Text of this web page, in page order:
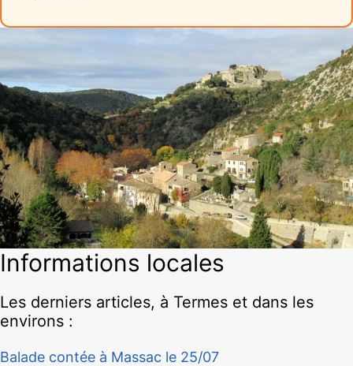
Informations locales
Les derniers articles, à Termes et dans les
environs :
Balade contée à Massac le 25/07